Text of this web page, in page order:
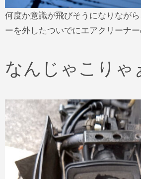
何度か意識が飛びそうになりながら
ーを外したついでにエアクリーナ
なんじゃこりゃ